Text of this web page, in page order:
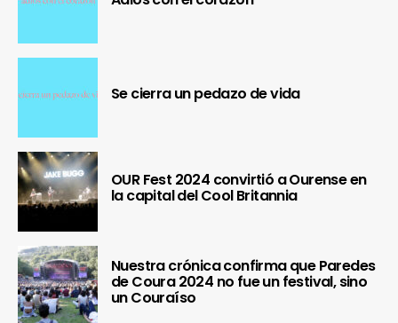
Se cierra un pedazo de vida
OUR Fest 2024 convirtió a Ourense en
la capital del Cool Britannia
Nuestra crónica confirma que Paredes
de Coura 2024 no fue un festival, sino
un Couraíso